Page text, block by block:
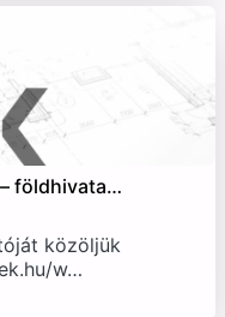
földhivata…
közöljük
w…